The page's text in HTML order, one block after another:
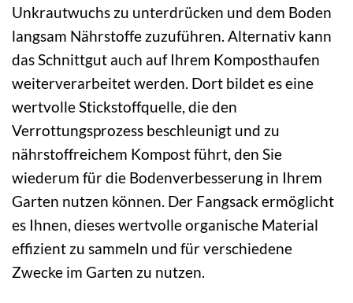
Unkrautwuchs zu unterdrücken und dem Boden
langsam Nährstoffe zuzuführen. Alternativ kann
das Schnittgut auch auf Ihrem Komposthaufen
weiterverarbeitet werden. Dort bildet es eine
wertvolle Stickstoffquelle, die den
Verrottungsprozess beschleunigt und zu
nährstoffreichem Kompost führt, den Sie
wiederum für die Bodenverbesserung in Ihrem
Garten nutzen können. Der Fangsack ermöglicht
es Ihnen, dieses wertvolle organische Material
effizient zu sammeln und für verschiedene
Zwecke im Garten zu nutzen.